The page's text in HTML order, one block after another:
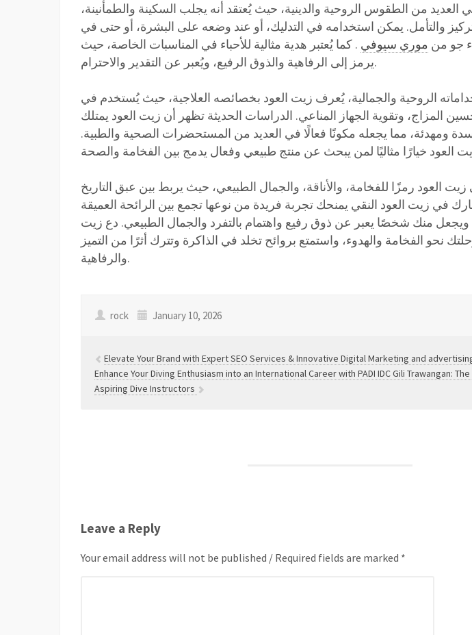
من الطقوس الروحية والدينية، حيث يُعتقد أنه يجلب السكينة والطمأنينة،
والتأمل. يمكن استخدامه في التدليك، أو عند وضعه على البشرة، أو حتى في
جو من موري سيوفي . كما يُعتبر هدية مثالية للأحباء في المناسبات الخاصة، حيث
يرمز إلى الرفاهية والذوق الرفيع، ويُعبر عن التقدير والاحترام.
الروحية والجمالية، يُعرف زيت العود بخصائصه العلاجية، حيث يُستخدم في
المزاج، وتقوية الجهاز المناعي. الدراسات الحديثة تظهر أن زيت العود يمتلك
ومهدئة، مما يجعله مكونًا فعالًا في العديد من المستحضرات الصحية والطبية.
زيت العود رمزًا للفخامة، والأناقة، والجمال الطبيعي، حيث يربط بين عبق التاريخ
في زيت العود النقي يمنحك تجربة فريدة من نوعها تجمع بين الرائحة العميقة
ويجعل منك شخصًا يعبر عن ذوق رفيع واهتمام بالتفرد والجمال الطبيعي. دع زيت
نحو الفخامة والهدوء، واستمتع بروائح تخلد في الذاكرة وتترك أثرًا من التميز
والرفاهية.
rock January 10, 2026
Elevate Your Brand with Expert SEO Services & Innovative Digital Marketing and
Enhance Your Diving Enthusiasm into an International Career with PADI IDC Gili Trawangan:
Aspiring Dive Instructors
Leave a Reply
Your email address will not be published / Required fields are marked *